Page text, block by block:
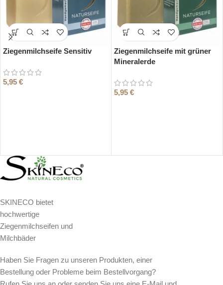
Ziegenmilchseife Sensitiv
5,95 €
Ziegenmilchseife mit grüner
Mineralerde
5,95 €
SKINECO bietet
hochwertige
Ziegenmilchseifen und
Milchbäder
Haben Sie Fragen zu unseren Produkten, einer
Bestellung oder Probleme beim Bestellvorgang?